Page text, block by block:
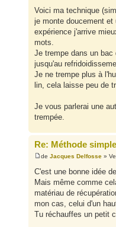
Voici ma technique
je monte doucement
expérience j'arrive
mots.
Je trempe dans un bac
jusqu'au
Je ne trempe plus à
lin, cela laisse peu de
Je vous parlerai une
trempée.
Re: Méthode
de Jacques Delfosse»
C'est une bonne idée
Mais même comme
matériau de
mon cas, celui d'un
Tu réchauffes un petit